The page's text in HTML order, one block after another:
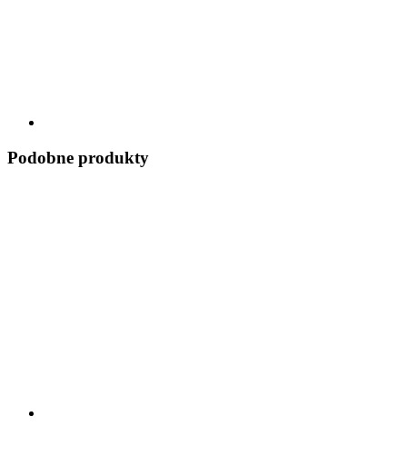
Podobne produkty